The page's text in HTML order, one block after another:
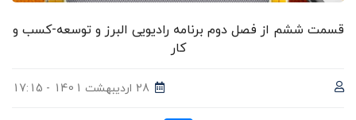
قسمت ششم از فصل دوم برنامه رادیویی البرز و توسعه-کسب و
کار
28 اردیبهشت 1401 - 17:15